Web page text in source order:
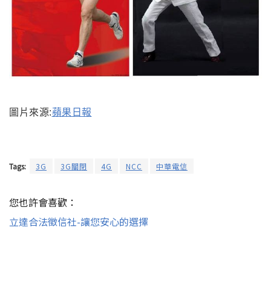
圖片來源:蘋果日報
Tags: 3G 3G關閉 4G NCC 中華電信
您也許會喜歡：
立達合法徵信社-讓您安心的選擇